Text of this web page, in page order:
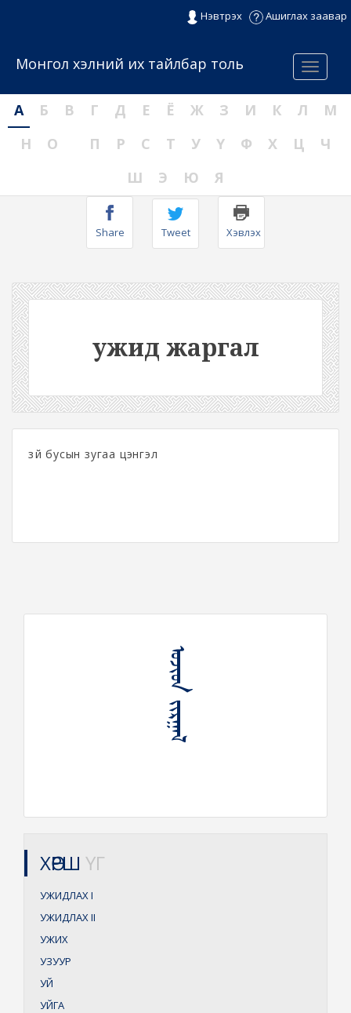
Нэвтрэх Ашиглах заавар
Menu
Монгол хэлний их тайлбар толь
А Б В Г Д Е Ё Ж З И К Л
М
Н
О П Р С Т У Ү Ф Х Ц
Ч
Ш
Э Ю Я
Share Tweet Хэвлэх
ужид жаргал
зүй бусын зугаа цэнгэл
ᠤᠵᠢᠳ ᠵᠢᠷᠭᠠᠯ
ХӨРШ ҮГ
УЖИДЛАХI
УЖИДЛАХII
УЖИХ
УЗУУР
УЙ
УЙГА